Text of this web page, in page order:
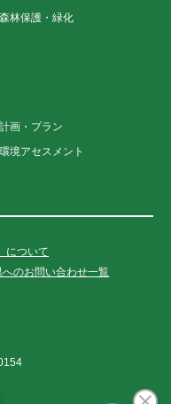
森林保護・緑化
計画・プラン
環境アセスメント
について
へのお問い合わせ一覧